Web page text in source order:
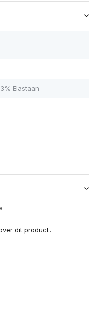
Elastaan
dit product..